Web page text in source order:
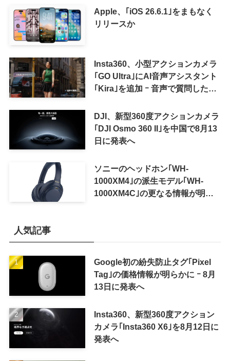
Apple、｢iOS 26.6.1｣をまもなく
リリースか
Insta360、小型アクションカメラ
｢GO Ultra｣にAI音声アシスタント
｢Kira｣を追加 ｰ 音声で質問した
可能に
DJI、新型360度アクションカメラ
｢DJI Osmo 360 II｣を中国で8月13
日に発表へ
ソニーのヘッドホン｢WH-
1000XM4｣の派生モデル｢WH-
1000XM4C｣の更なる情報が明ら
人気記事
Google初の紛失防止タグ｢Pixel
Tag｣の価格情報が明らかに ｰ 8月
13日に発表へ
Insta360、新型360度アクション
カメラ｢Insta360 X6｣を8月12日に
発表へ